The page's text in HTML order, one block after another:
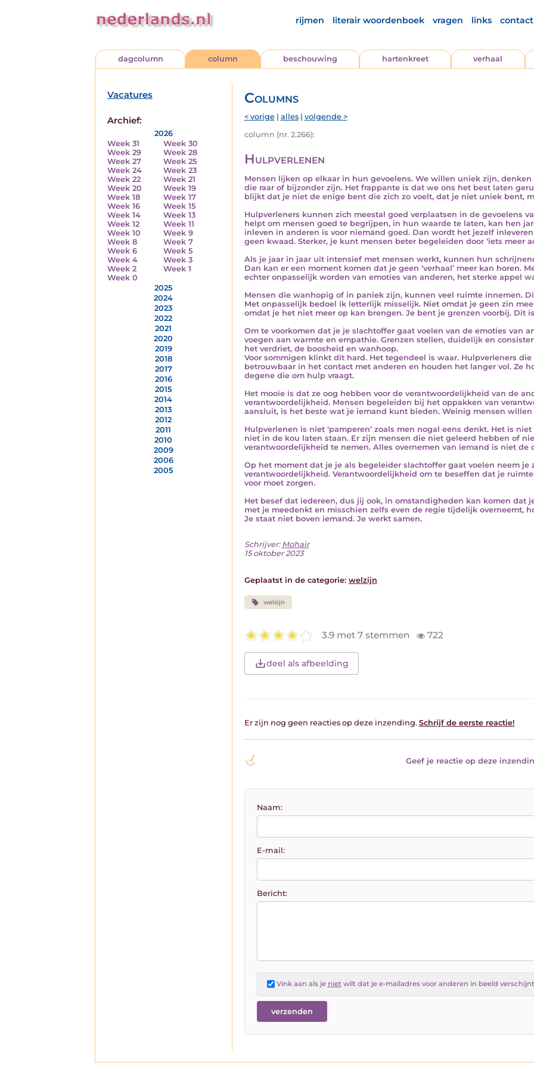
rijmen literair woordenboek vragen links contact
dagcolumn column beschouwing hartenkreet verhaal
Vacatures
Archief:
2026
Week 31
Week 30
Week 29
Week 28
Week 27
Week 25
Week 24
Week 23
Week 22
Week 21
Week 20
Week 19
Week 18
Week 17
Week 16
Week 15
Week 14
Week 13
Week 12
Week 11
Week 10
Week 9
Week 8
Week 7
Week 6
Week 5
Week 4
Week 3
Week 2
Week 1
Week 0
2025
2024
2023
2022
2021
2020
2019
2018
2017
2016
2015
2014
2013
2012
2011
2010
2009
2006
2005
Columns
< vorige| alles| volgende >
column (nr. 2.266):
Hulpverlenen
Mensen lijken op elkaar in hun gevoelens. We willen uniek zijn,
die raar of bijzonder zijn. Het frappante is dat we ons het best laten
blijkt dat je niet de enige bent die zich zo voelt, dat je niet uniek bent,
Hulpverleners kunnen zich meestal goed verplaatsen in de gevoelens
helpt om mensen goed te begrijpen, in hun waarde te laten, kan hen
inleven in anderen is voor niemand goed. Dan wordt het jezelf
geen kwaad. Sterker, je kunt mensen beter begeleiden door ‘iets meer
Als je jaar in jaar uit intensief met mensen werkt, kunnen hun
Dan kan er een moment komen dat je geen ‘verhaal’ meer kan horen.
echter onpasselijk worden van emoties van anderen, het sterke appel
Mensen die wanhopig of in paniek zijn, kunnen veel ruimte innemen.
Met onpasselijk bedoel ik letterlijk misselijk. Niet omdat je geen zin
omdat je het niet meer op kan brengen. Je bent je grenzen voorbij. Dit
Om te voorkomen dat je je slachtoffer gaat voelen van de emoties van
voegen aan warmte en empathie. Grenzen stellen, duidelijk en
het verdriet, de boosheid en wanhoop.
Voor sommigen klinkt dit hard. Het tegendeel is waar. Hulpverleners
betrouwbaar in het contact met anderen en houden het langer vol. Ze
degene die om hulp vraagt.
Het mooie is dat ze oog hebben voor de verantwoordelijkheid van de
verantwoordelijkheid. Mensen begeleiden bij het oppakken van
aansluit, is het beste wat je iemand kunt bieden. Weinig mensen
Hulpverlenen is niet ‘pamperen’ zoals men nogal eens denkt. Het is
niet in de kou laten staan. Er zijn mensen die niet geleerd hebben of
verantwoordelijkheid te nemen. Alles overnemen van iemand is niet de
Op het moment dat je je als begeleider slachtoffer gaat voelen neem je
verantwoordelijkheid. Verantwoordelijkheid om te beseffen dat je
voor moet zorgen.
Het besef dat iedereen, dus jij ook, in omstandigheden kan komen dat
met je meedenkt en misschien zelfs even de regie tijdelijk overneemt,
Je staat niet boven iemand. Je werkt samen.
Schrijver: Mohair
15 oktober 2023
Geplaatst in de categorie: welzijn
welzijn
3.9 met 7 stemmen 722
deel als afbeelding
Er zijn nog geen reacties op deze inzending. Schrijf de eerste reactie!
Geef je reactie op deze
Naam:
E-mail:
Bericht:
Vink aan als je nietwilt dat je e-mailadres voor anderen in beeld verschijnt